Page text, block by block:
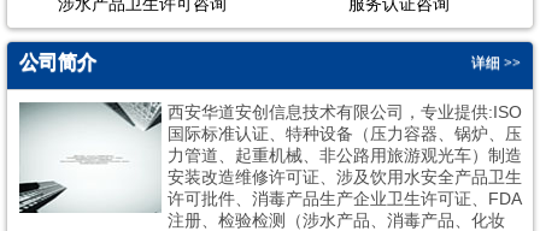
2
公司简介 详细 >>
西安华道安创信息技术有限公司，专业提供:ISO
国际标准认证、特种设备（压力容器、锅炉、压
力管道、起重机械、非公路用旅游观光车）制造
安装改造维修许可证、涉及饮用水安全产品卫生
许可批件、消毒产品生产企业卫生许可证、FDA
注册、检验检测（涉水产品、消毒产品、化妆